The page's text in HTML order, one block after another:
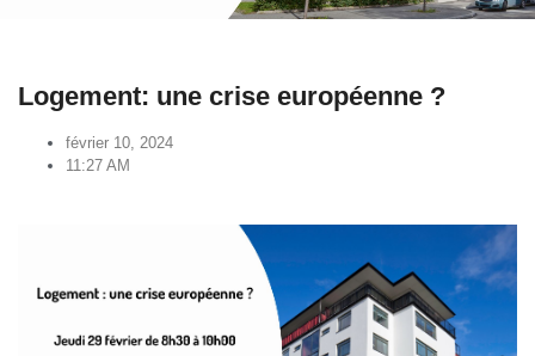
Logement: une crise européenne ?
février 10, 2024
11:27 AM